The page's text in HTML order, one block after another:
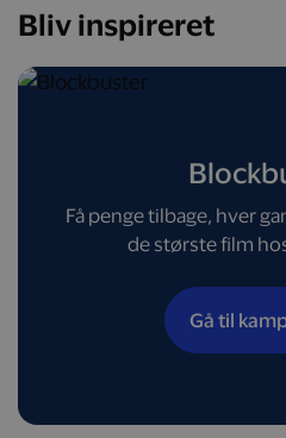
Bliv inspireret
Få penge tilbage, hver
de største film
Gå til